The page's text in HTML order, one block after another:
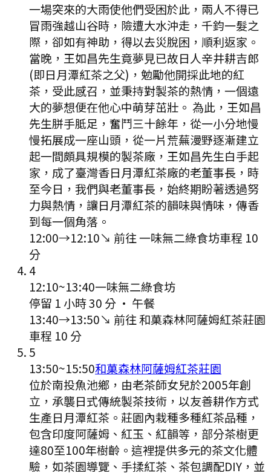
一場突來的大雨使他們受困於此，兩人不得已
冒雨強越山谷時，險遭大水沖走，千鈞一髮之
際，卻如有神助，得以去災脫困，順利返家。
當晚，王如昌先生竟夢見已故日人辛井耕吉郎
(即日月潭紅茶之父)，勉勵他開採此地的紅
茶，受此感召，並秉持對製茶的熱情，一個遠
大的夢想便在他心中萌芽茁壯。 為此，王如昌
先生胼手胝足，奮鬥三十餘年，從一小分地慢
慢拓展成一座山頭，從一片荒蕪漫野逐漸建立
起一間頗具規模的製茶廠，王如昌先生白手起
家，成了臺灣香日月潭紅茶廠的老董事長，時
至今日，我們與老董事長，始終期盼著透過努
力與熱情，讓日月潭紅茶的韻味與情味，傳香
到每一個角落。
12:00→12:10↘ 前往一味無二綠食坊車程 10
分
4
12:10~13:40一味無二綠食坊
停留 1 小時 30 分 · 午餐
13:40→13:50↘ 前往和菓森林阿薩姆紅茶莊園
車程 10 分
5
13:50~15:50和菓森林阿薩姆紅茶莊園
位於南投魚池鄉，由老茶師女兒於2005年創
立，承襲日式傳統製茶技術，以友善耕作方式
生產日月潭紅茶。莊園內栽種多種紅茶品種，
包含印度阿薩姆、紅玉、紅韻等，部分茶樹更
達80至100年樹齡。這裡提供多元的茶文化體
驗，如茶園導覽、手揉紅茶、茶包調配DIY，並